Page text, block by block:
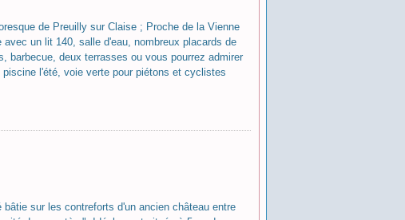
de Preuilly sur Claise ; Proche de la Vienne
un lit 140, salle d'eau, nombreux placards de
barbecue, deux terrasses ou vous pourrez admirer
l'été, voie verte pour piétons et cyclistes
sur les contreforts d'un ancien château entre